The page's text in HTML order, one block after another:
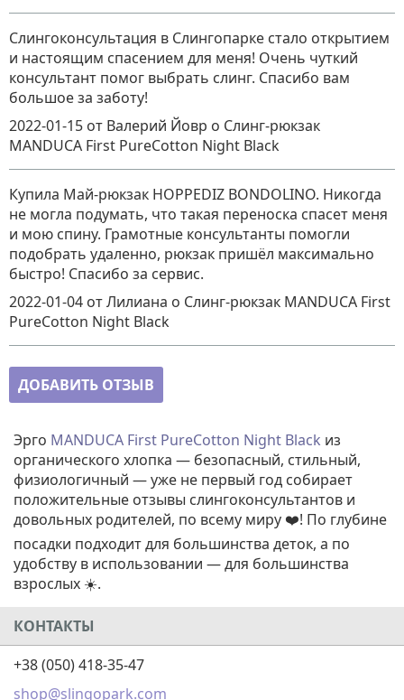
Слингоконсультация в Слингопарке стало открытием
и настоящим спасением для меня! Очень чуткий
консультант помог выбрать слинг. Спасибо вам
большое за заботу!
2022-01-15 от Валерий Йовр о Слинг-рюкзак
MANDUCA First PureCotton Night Black
Купила Май-рюкзак HOPPEDIZ BONDOLINO. Никогда
не могла подумать, что такая переноска спасет меня
и мою спину. Грамотные консультанты помогли
подобрать удаленно, рюкзак пришёл максимально
быстро! Спасибо за сервис.
2022-01-04 от Лилиана о Слинг-рюкзак MANDUCA First
PureCotton Night Black
ДОБАВИТЬ ОТЗЫВ
Эрго MANDUCA First PureCotton Night Black из
органического хлопка — безопасный, стильный,
физиологичный — уже не первый год собирает
положительные отзывы слингоконсультантов и
довольных родителей, по всему миру ❤️! По глубине
посадки подходит для большинства деток, а по
удобству в использовании — для большинства
взрослых ☀️.
КОНТАКТЫ
+38 (050) 418-35-47
shop@slingopark.com